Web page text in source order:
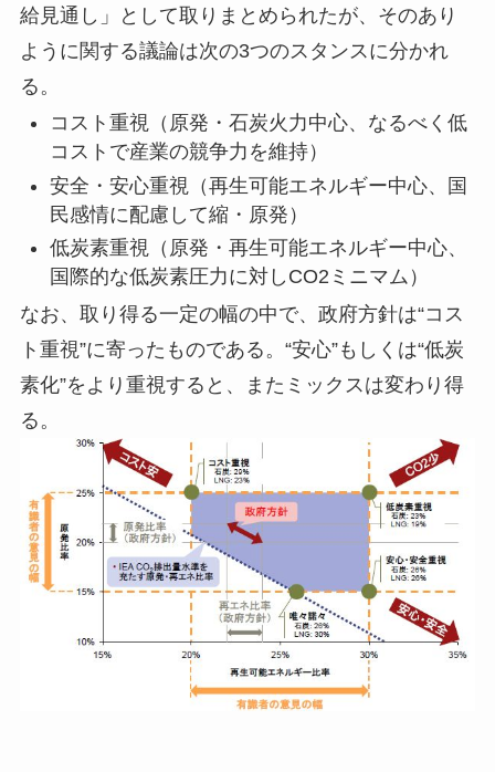
給見通し」として取りまとめられたが、そのあり
ように関する議論は次の3つのスタンスに分かれ
る。
コスト重視（原発・石炭火力中心、なるべく低
コストで産業の競争力を維持）
安全・安心重視（再生可能エネルギー中心、国
民感情に配慮して縮・原発）
低炭素重視（原発・再生可能エネルギー中心、
国際的な低炭素圧力に対しCO2ミニマム）
なお、取り得る一定の幅の中で、政府方針は“コス
ト重視”に寄ったものである。“安心”もしくは“低炭
素化”をより重視すると、またミックスは変わり得
る。